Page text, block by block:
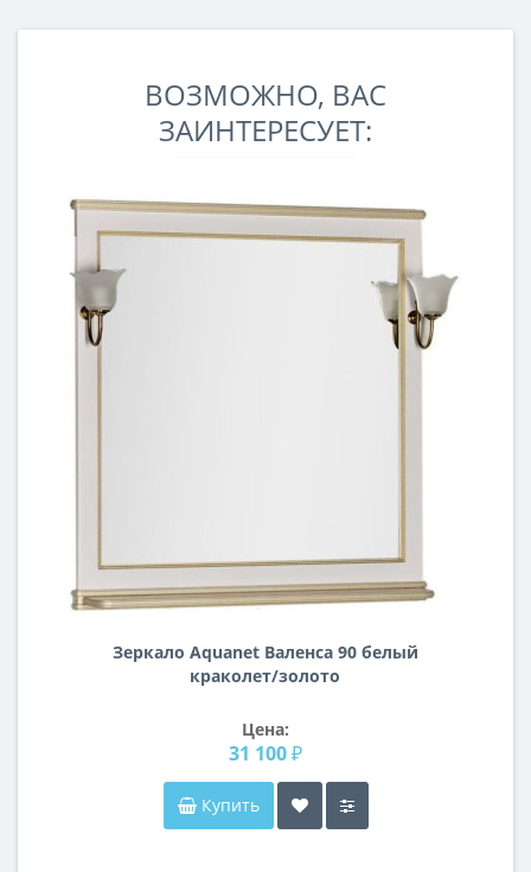
ВОЗМОЖНО, ВАС
ЗАИНТЕРЕСУЕТ:
Зеркало Aquanet Валенса 90 белый
краколет/золото
Цена:
31 100 ₽
Купить